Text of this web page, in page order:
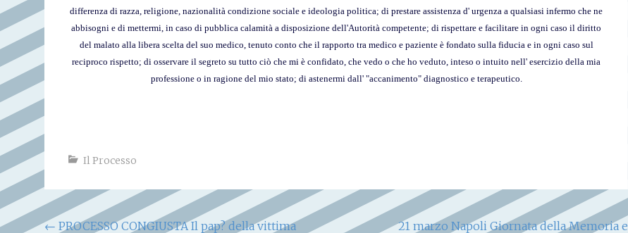
differenza di razza, religione, nazionalità condizione sociale e ideologia politica; di prestare assistenza d' urgenza a qualsiasi infermo che ne
abbisogni e di mettermi, in caso di pubblica calamità a disposizione dell'Autorità competente; di rispettare e facilitare in ogni caso il diritto
del malato alla libera scelta del suo medico, tenuto conto che il rapporto tra medico e paziente è fondato sulla fiducia e in ogni caso sul
reciproco rispetto; di osservare il segreto su tutto ciò che mi è confidato, che vedo o che ho veduto, inteso o intuito nell' esercizio della mia
professione o in ragione del mio stato; di astenermi dall' "accanimento" diagnostico e terapeutico.
Il Processo
Navigazione
← PROCESSO CONGIUSTA Il pap? della vittima
21 marzo Napoli Giornata della Memoria e